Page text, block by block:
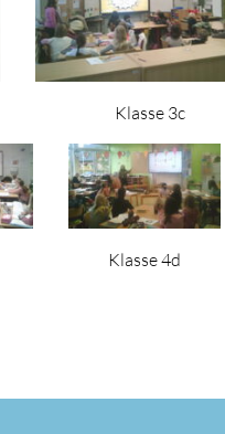
Klasse 3c
Klasse 4d